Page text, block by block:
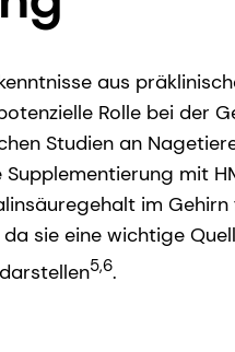
aus
Rolle bei der
Studien an
mit
im
sie eine wichtige
5,6.